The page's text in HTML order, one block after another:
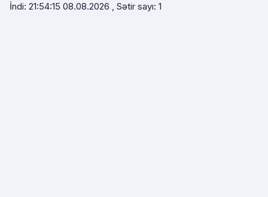
İndi: 21:54:15 08.08.2026 , Sətir sayı: 1